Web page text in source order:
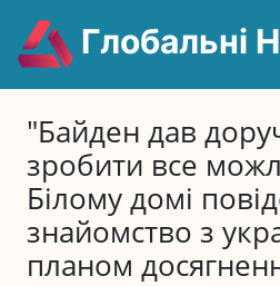
Глобальні
"Байден дав
зробити все
Білому домі
знайомство з
планом